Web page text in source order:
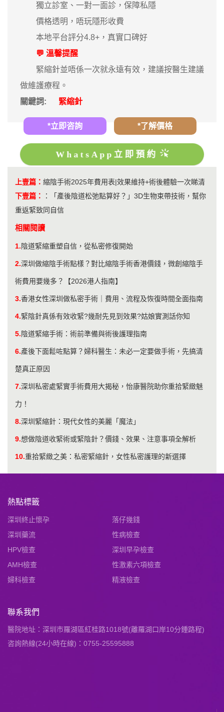
獨立診室、一對一面診，保障私隱
價格透明，唔玩隱形收費
本地平台評分4.8+，真實口碑好
💬 溫馨提醒
緊縮針並唔係一次就永遠有效，建議按醫生建議
做維護療程。
關鍵詞:
緊縮針
*立即咨詢 *了解價格
WhatsApp立即預約
上壹篇： 縮陰手術2025年費用表|效果維持+術後體驗一次睇清
下壹篇：
：
「產後陰道松弛點算好？」3D生物束帶技術，幫你
重返緊致同自信
相關閱讀
1.陰道緊縮重塑自信，從私密修復開始
2.深圳做縮陰手術點樣？對比縮陰手術香港價錢，微創縮陰手
術費用要幾多？【2026港人指南】
3.香港女性深圳做私密手術｜費用、流程及恢復時間全面指南
4.緊陰針真係有效收緊?幾耐先見到效果?姑娘實測話你知
5.陰道緊縮手術：術前準備與術後護理指南
6.產後下面鬆咗點算？婦科醫生：未必一定要做手術，先搞清
楚真正原因
7.深圳私密處緊實手術費用大揭秘，怡康醫院助你重拾緊緻魅
力！
8.深圳緊縮針：現代女性的美麗「魔法」
9.想做陰道收緊術或緊陰針？價錢、效果、注意事項全解析
10.重拾緊緻之美：私密緊縮針，女性私密護理的新選擇
熱點標籤
深圳終止懷孕
落仔幾錢
深圳藥流
性病檢查
HPV檢查
深圳早孕檢查
AMH檢查
性激素六項檢查
婦科檢查
精液檢查
聯系我們
醫院地址：深圳市羅湖區紅桂路1018號(離羅湖口岸10分鍾路程)
咨詢熱線(24小時在線)：0755-25595888